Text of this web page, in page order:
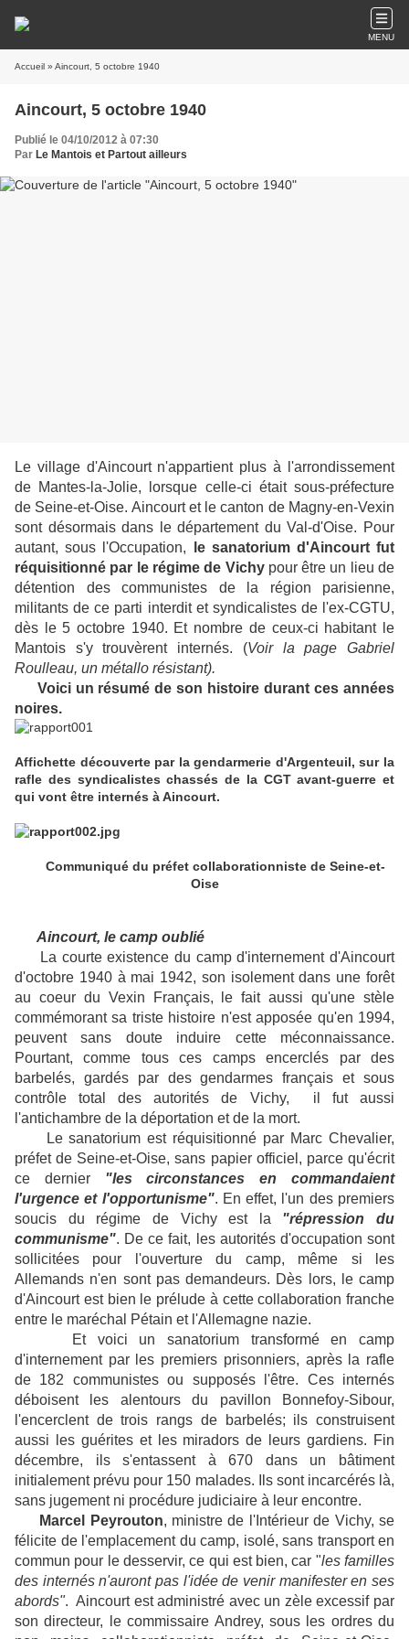
MENU
Accueil » Aincourt, 5 octobre 1940
Aincourt, 5 octobre 1940
Publié le 04/10/2012 à 07:30
Par Le Mantois et Partout ailleurs
Le village d'Aincourt n'appartient plus à l'arrondissement
de Mantes-la-Jolie, lorsque celle-ci était sous-préfecture
de Seine-et-Oise. Aincourt et le canton de Magny-en-Vexin
sont désormais dans le département du Val-d'Oise. Pour
autant, sous l'Occupation,
le sanatorium d'Aincourt fut
réquisitionné par le régime de Vichypour être un lieu de
détention des communistes de la région parisienne,
militants de ce parti interdit et syndicalistes de l'ex-CGTU,
dès le 5 octobre 1940. Et nombre de ceux-ci habitant le
Mantois s'y trouvèrent internés. (Voir la page Gabriel
Roulleau, un métallo résistant).
Voici un résumé de son histoire durant ces années
noires.
Affichette découverte par la gendarmerie d'Argenteuil, sur la
rafle des syndicalistes chassés de la CGT avant-guerre et
qui vont être internés à Aincourt.
Communiqué du préfet collaborationniste de Seine-et-
Oise
Aincourt, le camp oublié
La courte existence du camp d'internement d'Aincourt
d'octobre 1940 à mai 1942, son isolement dans une forêt
au coeur du Vexin Français, le fait aussi qu'une stèle
commémorant sa triste histoire n'est apposée qu'en 1994,
peuvent sans doute induire cette méconnaissance.
Pourtant, comme tous ces camps encerclés par des
barbelés, gardés par des gendarmes français et sous
contrôle total des autorités de Vichy, il fut aussi
l'antichambre de la déportation et de la mort.
Le sanatorium est réquisitionné par Marc Chevalier,
préfet de Seine-et-Oise, sans papier officiel, parce qu'écrit
ce dernier "les circonstances en commandaient
l'urgence et l'opportunisme". En effet, l'un des premiers
soucis du régime de Vichy est la "répression du
communisme". De ce fait, les autorités d'occupation sont
sollicitées pour l'ouverture du camp, même si les
Allemands n'en sont pas demandeurs. Dès lors, le camp
d'Aincourt est bien le prélude à cette collaboration franche
entre le maréchal Pétain et l'Allemagne nazie.
Et voici un sanatorium transformé en camp
d'internement par les premiers prisonniers, après la rafle
de 182 communistes ou supposés l'être. Ces internés
déboisent les alentours du pavillon Bonnefoy-Sibour,
l'encerclent de trois rangs de barbelés; ils construisent
aussi les guérites et les miradors de leurs gardiens. Fin
décembre, ils s'entassent à 670 dans un bâtiment
initialement prévu pour 150 malades. Ils sont incarcérés là,
sans jugement ni procédure judiciaire à leur encontre.
Marcel Peyrouton, ministre de l'Intérieur de Vichy, se
félicite de l'emplacement du camp, isolé, sans transport en
commun pour le desservir, ce qui est bien, car "les familles
des internés n'auront pas l'idée de venir manifester en ses
abords". Aincourt est administré avec un zèle excessif par
son directeur, le commissaire Andrey, sous les ordres du